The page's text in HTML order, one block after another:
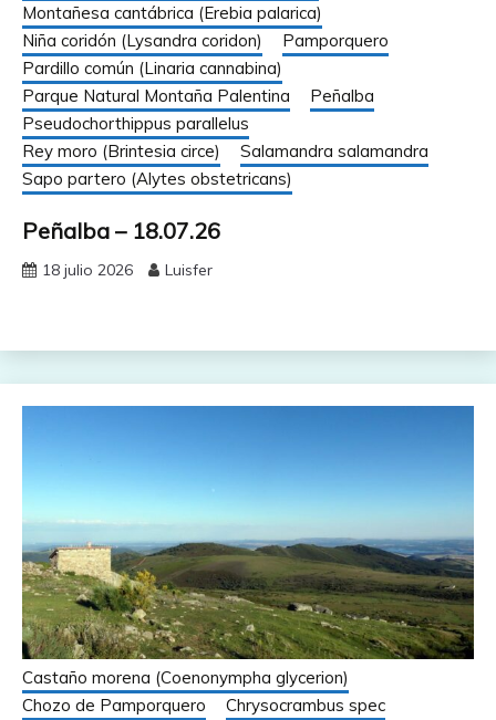
Montañesa cantábrica (Erebia palarica)
Niña coridón (Lysandra coridon)
Pamporquero
Pardillo común (Linaria cannabina)
Parque Natural Montaña Palentina
Peñalba
Pseudochorthippus parallelus
Rey moro (Brintesia circe)
Salamandra salamandra
Sapo partero (Alytes obstetricans)
Peñalba – 18.07.26
18 julio 2026 Luisfer
Castaño morena (Coenonympha glycerion)
Chozo de Pamporquero
Chrysocrambus spec